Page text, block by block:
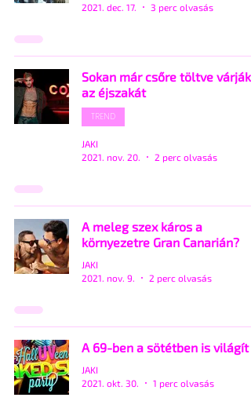
2021. dec. 17.
3 perc olvasás
Sokan már csőre töltve várják
az éjszakát
TREND
JAKI
2021. nov. 20.
2 perc olvasás
A meleg szex káros a
környezetre Gran Canarián?
JAKI
2021. nov. 9.
2 perc olvasás
A 69-ben a sötétben is világít
JAKI
2021. okt. 30.
1 perc olvasás